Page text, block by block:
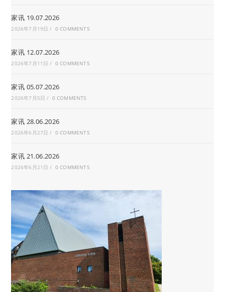
家讯 19.07.2026
2026年7月19日 / 0 COMMENTS
家讯 12.07.2026
2026年7月11日 / 0 COMMENTS
家讯 05.07.2026
2026年7月5日 / 0 COMMENTS
家讯 28.06.2026
2026年6月27日 / 0 COMMENTS
家讯 21.06.2026
2026年6月21日 / 0 COMMENTS